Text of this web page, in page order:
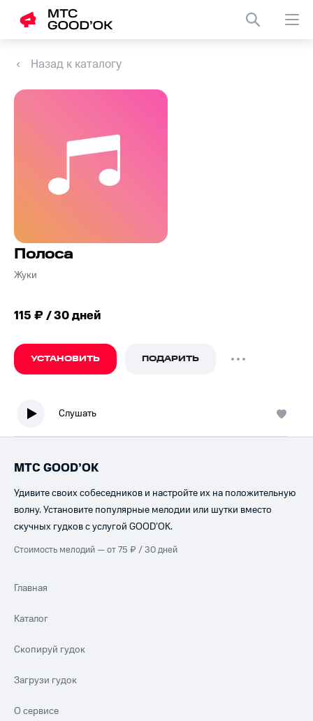
Назад к каталогу
Полоса
Жуки
115 ₽ / 30 дней
УСТАНОВИТЬ ПОДАРИТЬ
Слушать
МТС GOOD’OK
Удивите своих собеседников и настройте их на положительную
волну. Установите популярные мелодии или шутки вместо
скучных гудков с услугой GOOD’OK.
Стоимость мелодий — от 75 ₽ / 30 дней
Главная
Каталог
Скопируй гудок
Загрузи гудок
О сервисе